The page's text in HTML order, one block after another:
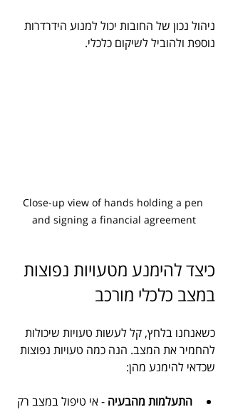
ניהול נכון של החובות יכול למנוע הידרדרות
נוספת ולהוביל לשיקום כלכלי.
Close-up view of hands holding a pen
and signing a financial agreement
כיצד להימנע מטעויות נפוצות
במצב כלכלי מורכב
כשאנחנו בלחץ, קל לעשות טעויות שיכולות
להחמיר את המצב. הנה כמה טעויות נפוצות
שכדאי להימנע מהן:
התעלמות מהבעיה - אי טיפול במצב רק